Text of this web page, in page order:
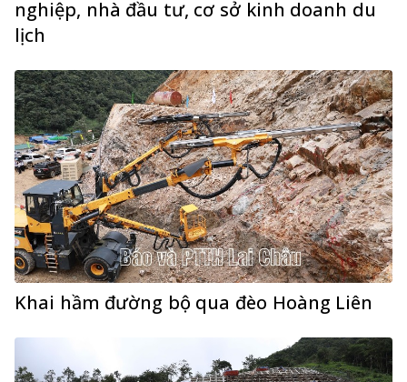
nghiệp, nhà đầu tư, cơ sở kinh doanh du
lịch
Khai hầm đường bộ qua đèo Hoàng Liên